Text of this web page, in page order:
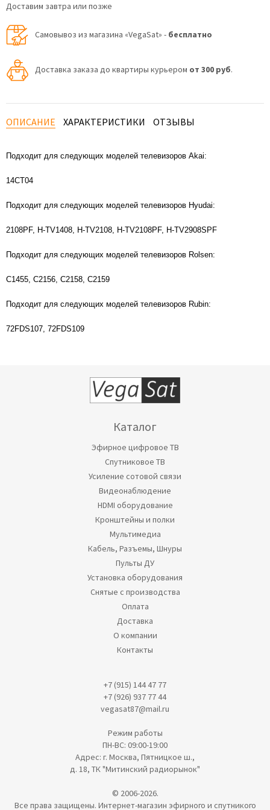
Доставим завтра или позже
Самовывоз из магазина «VegaSat» - бесплатно
Доставка заказа до квартиры курьером от 300 руб.
ОПИСАНИЕ ХАРАКТЕРИСТИКИ ОТЗЫВЫ
Подходит для следующих моделей телевизоров Akai:
14CT04
Подходит для следующих моделей телевизоров Hyudai:
2108PF, H-TV1408, H-TV2108, H-TV2108PF, H-TV2908SPF
Подходит для следующих моделей телевизоров Rolsen:
C1455, C2156, C2158, C2159
Подходит для следующих моделей телевизоров Rubin:
72FDS107, 72FDS109
Каталог
Эфирное цифровое ТВ
Спутниковое ТВ
Усиление сотовой связи
Видеонаблюдение
HDMI оборудование
Кронштейны и полки
Мультимедиа
Кабель, Разъемы, Шнуры
Пульты ДУ
Установка оборудования
Снятые с производства
Оплата
Доставка
О компании
Контакты
+7 (915) 144 47 77
+7 (926) 937 77 44
vegasat87@mail.ru
Режим работы
ПН-ВС: 09:00-19:00
Адрес: г. Москва, Пятницкое ш.,
д. 18, ТК "Митинский радиорынок"
© 2006-2026.
Все права защищены. Интернет-магазин эфирного и спутникого